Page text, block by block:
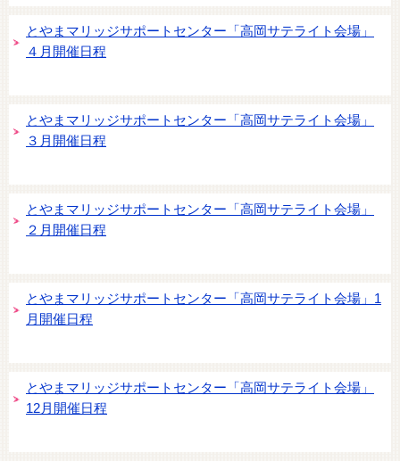
とやまマリッジサポートセンター「高岡サテライト会場」
４月開催日程
とやまマリッジサポートセンター「高岡サテライト会場」
３月開催日程
とやまマリッジサポートセンター「高岡サテライト会場」
２月開催日程
とやまマリッジサポートセンター「高岡サテライト会場」1
月開催日程
とやまマリッジサポートセンター「高岡サテライト会場」
12月開催日程